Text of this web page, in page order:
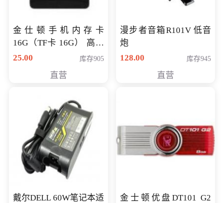
金仕顿手机内存卡
16G（TF卡 16G） 高速
卡 CLASS 10
25.00 库存905
直营
漫步者音箱R101V 低音
炮
128.00
库存945
直营
戴尔DELL 60W笔记本适
金士顿优盘DT101 G2